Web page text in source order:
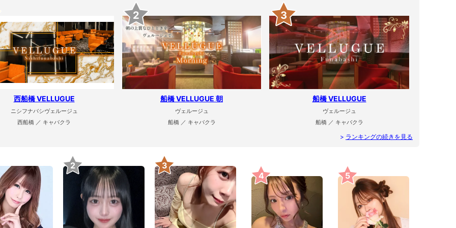
西船橋 VELLUGUE
ニシフナバシヴェルージュ
西船橋 ／ キャバクラ
2
船橋 VELLUGUE 朝
ヴェルージュ
船橋 ／ キャバクラ
3
船橋 VELLUGUE
ヴェルージュ
船橋 ／ キャバクラ
> ランキングの続きを見る
2
3
4
5